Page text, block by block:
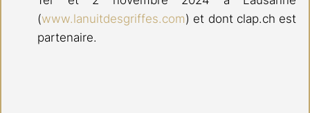
(www.lanuitdesgriffes.com) et dont clap.ch est
partenaire.